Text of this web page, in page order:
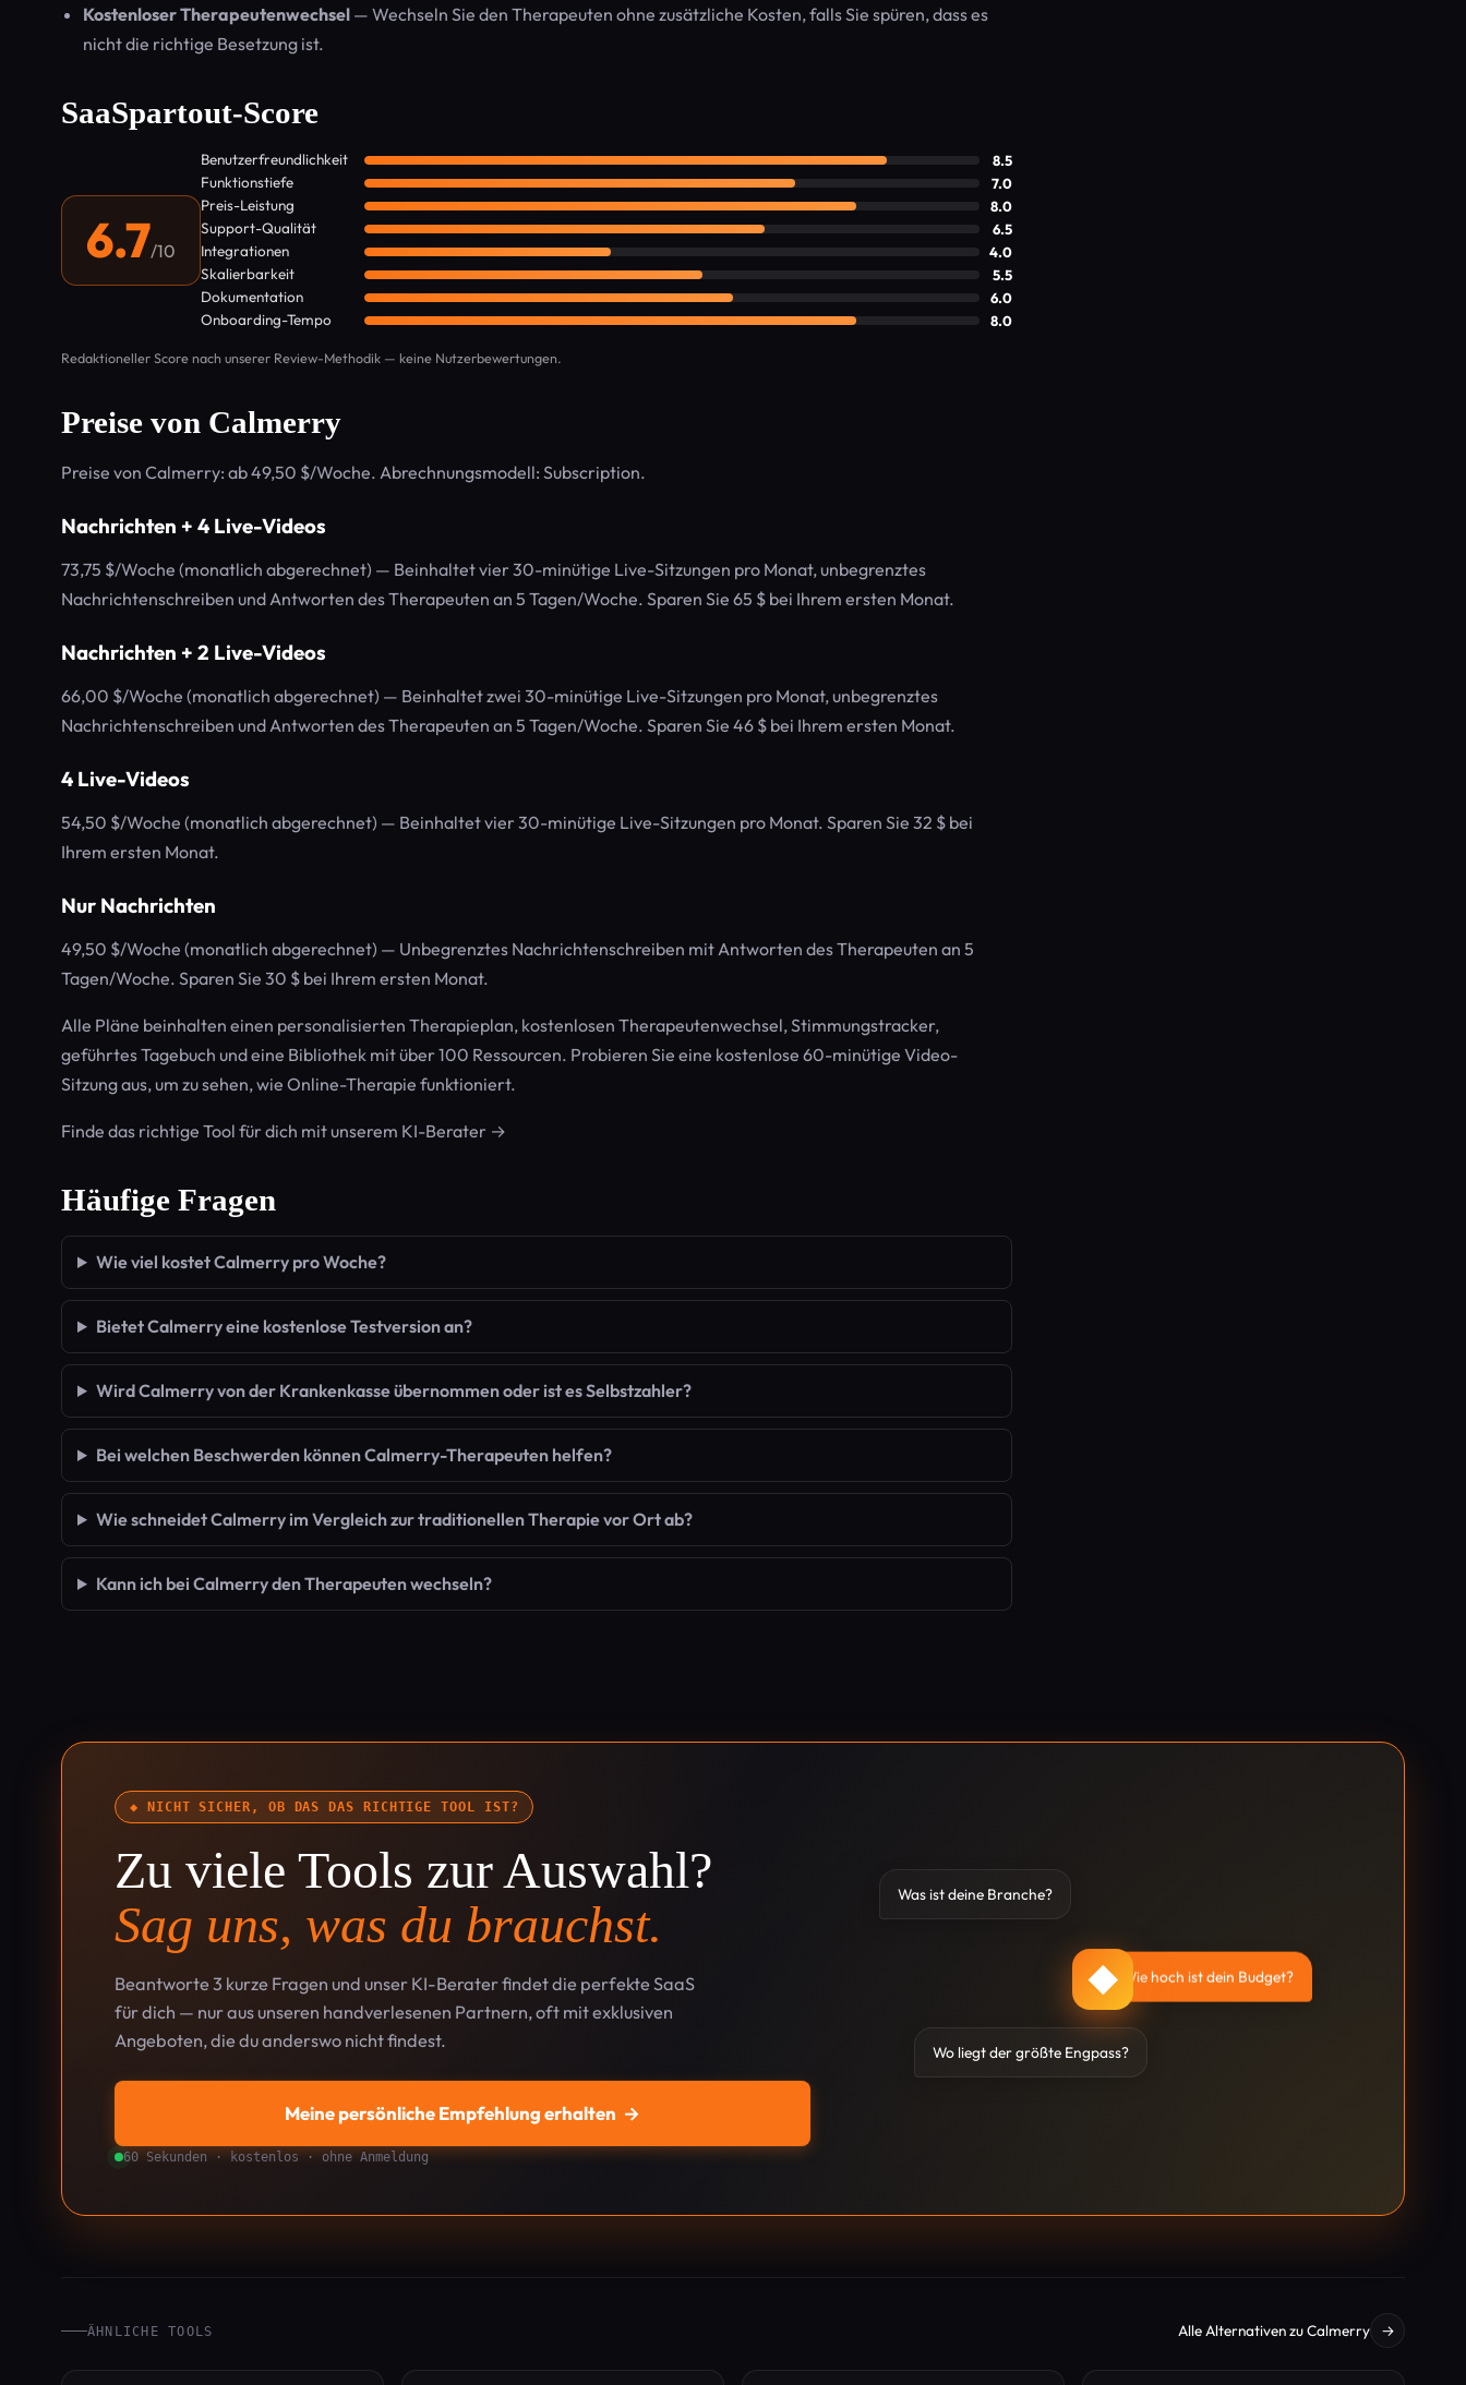
Kostenloser Therapeutenwechsel — Wechseln Sie den Therapeuten ohne zusätzliche Kosten, falls Sie spüren, dass es
nicht die richtige Besetzung ist.
SaaSpartout-Score
6.7/10
Benutzerfreundlichkeit 8.5
Funktionstiefe 7.0
Preis-Leistung 8.0
Support-Qualität 6.5
Integrationen 4.0
Skalierbarkeit 5.5
Dokumentation 6.0
Onboarding-Tempo 8.0
Redaktioneller Score nach unserer Review-Methodik — keine Nutzerbewertungen.
Preise von Calmerry
Preise von Calmerry: ab 49,50 $/Woche. Abrechnungsmodell: Subscription.
Nachrichten + 4 Live-Videos
73,75 $/Woche (monatlich abgerechnet) — Beinhaltet vier 30-minütige Live-Sitzungen pro Monat, unbegrenztes
Nachrichtenschreiben und Antworten des Therapeuten an 5 Tagen/Woche. Sparen Sie 65 $ bei Ihrem ersten Monat.
Nachrichten + 2 Live-Videos
66,00 $/Woche (monatlich abgerechnet) — Beinhaltet zwei 30-minütige Live-Sitzungen pro Monat, unbegrenztes
Nachrichtenschreiben und Antworten des Therapeuten an 5 Tagen/Woche. Sparen Sie 46 $ bei Ihrem ersten Monat.
4 Live-Videos
54,50 $/Woche (monatlich abgerechnet) — Beinhaltet vier 30-minütige Live-Sitzungen pro Monat. Sparen Sie 32 $ bei
Ihrem ersten Monat.
Nur Nachrichten
49,50 $/Woche (monatlich abgerechnet) — Unbegrenztes Nachrichtenschreiben mit Antworten des Therapeuten an 5
Tagen/Woche. Sparen Sie 30 $ bei Ihrem ersten Monat.
Alle Pläne beinhalten einen personalisierten Therapieplan, kostenlosen Therapeutenwechsel, Stimmungstracker,
geführtes Tagebuch und eine Bibliothek mit über 100 Ressourcen. Probieren Sie eine kostenlose 60-minütige Video-
Sitzung aus, um zu sehen, wie Online-Therapie funktioniert.
Finde das richtige Tool für dich mit unserem KI-Berater →
Häufige Fragen
Wie viel kostet Calmerry pro Woche?
Bietet Calmerry eine kostenlose Testversion an?
Wird Calmerry von der Krankenkasse übernommen oder ist es Selbstzahler?
Bei welchen Beschwerden können Calmerry-Therapeuten helfen?
Wie schneidet Calmerry im Vergleich zur traditionellen Therapie vor Ort ab?
Kann ich bei Calmerry den Therapeuten wechseln?
◆ NICHT SICHER, OB DAS DAS RICHTIGE TOOL IST?
Zu viele Tools zur Auswahl?
Sag uns, was du brauchst.
Beantworte 3 kurze Fragen und unser KI-Berater findet die perfekte SaaS
für dich — nur aus unseren handverlesenen Partnern, oft mit exklusiven
Angeboten, die du anderswo nicht findest.
Meine persönliche Empfehlung erhalten →
60 Sekunden · kostenlos · ohne Anmeldung
Was ist deine Branche?
Wie hoch ist dein Budget?
Wo liegt der größte Engpass?
◆
ÄHNLICHE TOOLS Alle Alternativen zu Calmerry →